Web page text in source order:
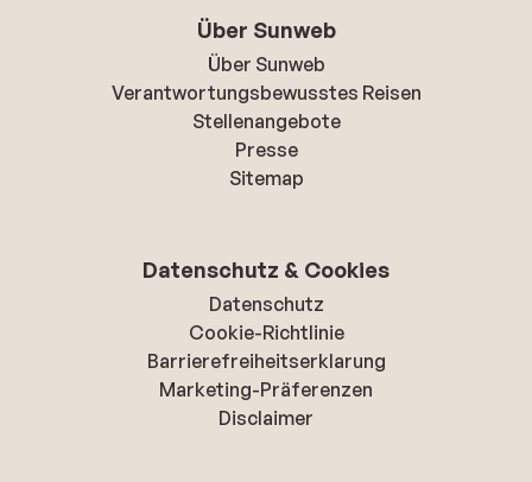
Über Sunweb
Über Sunweb
Verantwortungsbewusstes Reisen
Stellenangebote
Presse
Sitemap
Datenschutz & Cookies
Datenschutz
Cookie-Richtlinie
Barrierefreiheitserklarung
Marketing-Präferenzen
Disclaimer